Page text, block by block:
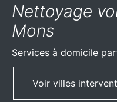
Nettoyage
Mons
Services à domicile
Voir villes